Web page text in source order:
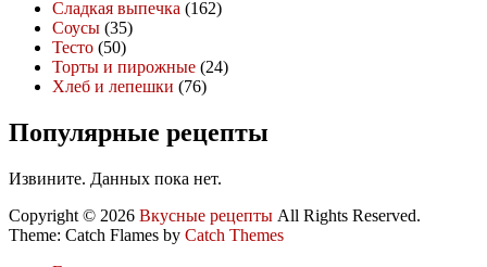
Сладкая выпечка (162)
Соусы (35)
Тесто (50)
Торты и пирожные (24)
Хлеб и лепешки (76)
Популярные рецепты
Извините. Данных пока нет.
Copyright © 2026 Вкусные рецепты All Rights Reserved.
Theme: Catch Flames by Catch Themes